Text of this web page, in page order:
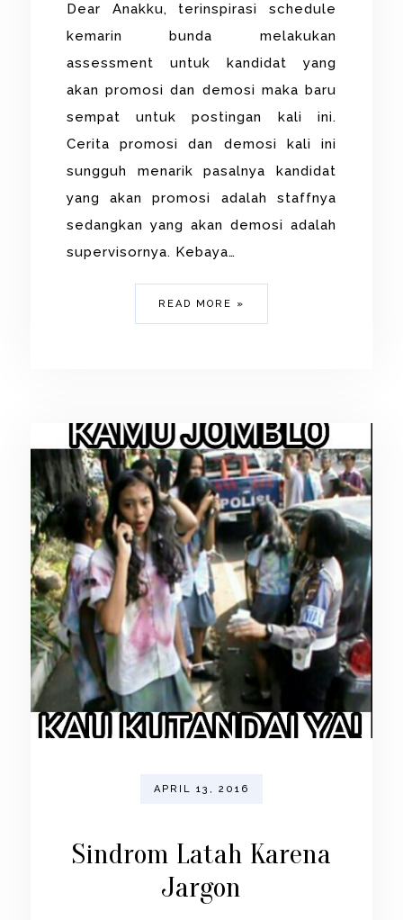
Dear Anakku, terinspirasi schedule
kemarin bunda melakukan
assessment untuk kandidat yang
akan promosi dan demosi maka baru
sempat untuk postingan kali ini.
Cerita promosi dan demosi kali ini
sungguh menarik pasalnya kandidat
yang akan promosi adalah staffnya
sedangkan yang akan demosi adalah
supervisornya. Kebaya…
READ MORE »
APRIL 13, 2016
Sindrom Latah Karena
Jargon